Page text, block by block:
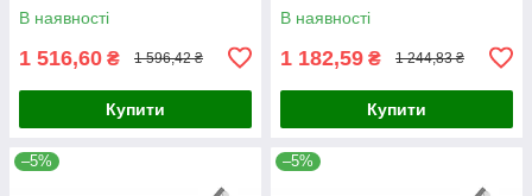
В наявності
1 516,60 ₴ 1 596,42 ₴
Купити
В наявності
1 182,59 ₴ 1 244,83 ₴
Купити
–5% –5%